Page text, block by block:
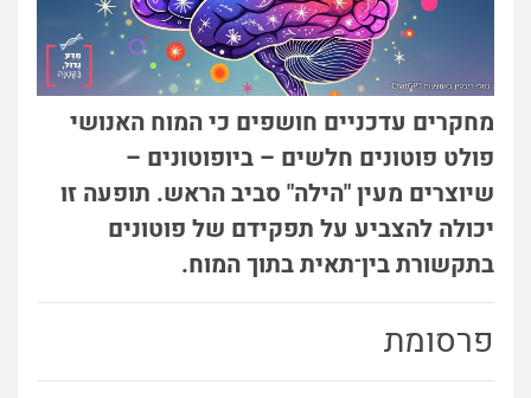
מחקרים עדכניים חושפים כי המוח האנושי
פולט פוטונים חלשים – ביופוטונים –
שיוצרים מעין "הילה" סביב הראש. תופעה זו
יכולה להצביע על תפקידם של פוטונים
בתקשורת בין־תאית בתוך המוח.
פרסומת